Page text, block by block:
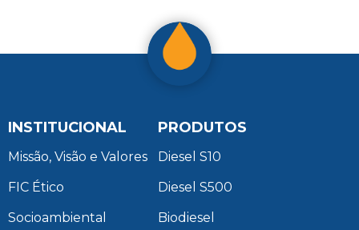
INSTITUCIONAL
Missão, Visão e Valores
FIC Ético
Socioambiental
PRODUTOS
Diesel S10
Diesel S500
Biodiesel